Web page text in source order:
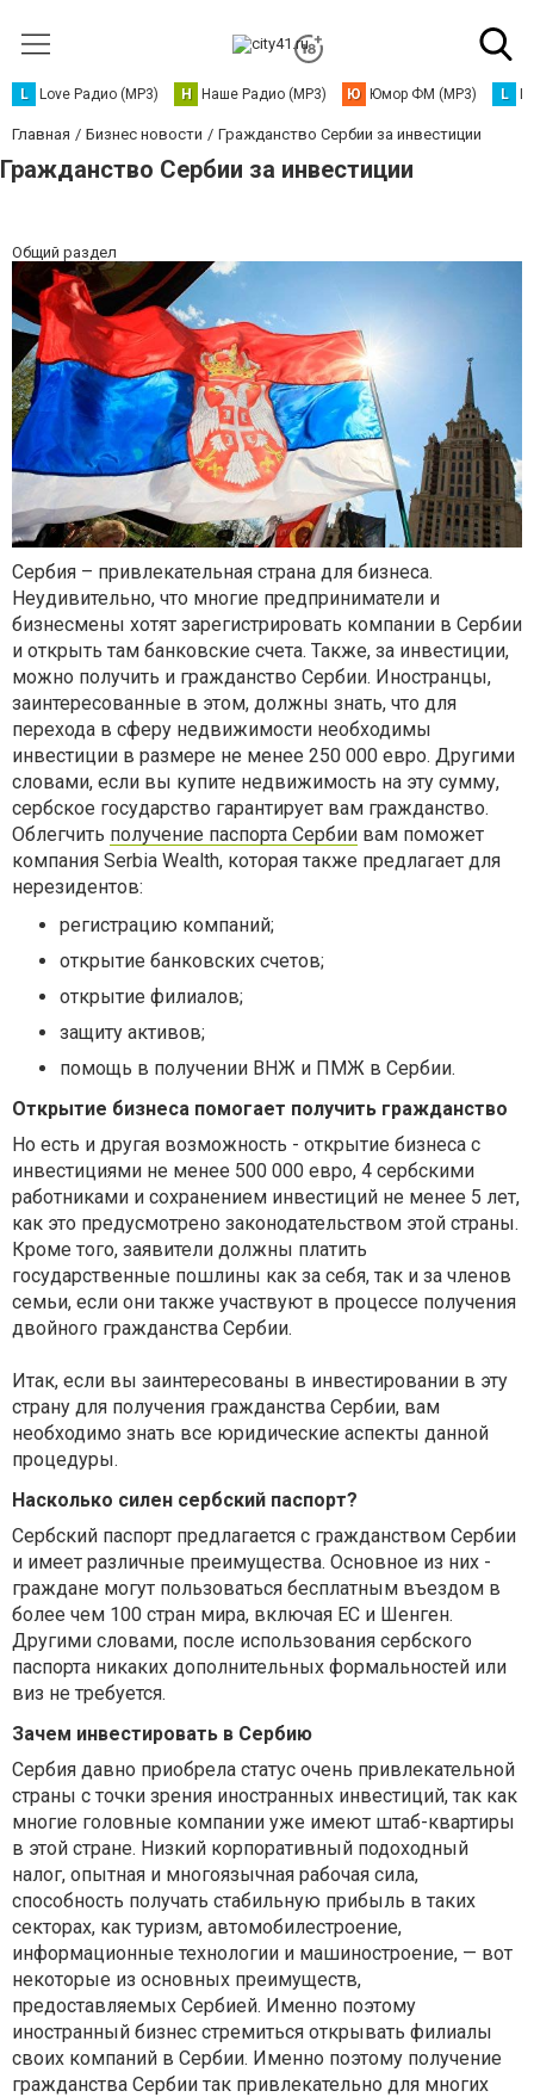
L Love Радио (MP3) Н Наше Радио (MP3) Ю Юмор ФМ (MP3) L
Главная Бизнес новости Гражданство Сербии за инвестиции
Гражданство Сербии за инвестиции
Общий раздел
Сербия – привлекательная страна для бизнеса.
Неудивительно, что многие предприниматели и
бизнесмены хотят зарегистрировать компании в Сербии
и открыть там банковские счета. Также, за инвестиции,
можно получить и гражданство Сербии. Иностранцы,
заинтересованные в этом, должны знать, что для
перехода в сферу недвижимости необходимы
инвестиции в размере не менее 250 000 евро. Другими
словами, если вы купите недвижимость на эту сумму,
сербское государство гарантирует вам гражданство.
Облегчить получение паспорта Сербии вам поможет
компания Serbia Wealth, которая также предлагает для
нерезидентов:
регистрацию компаний;
открытие банковских счетов;
открытие филиалов;
защиту активов;
помощь в получении ВНЖ и ПМЖ в Сербии.
Открытие бизнеса помогает получить гражданство
Но есть и другая возможность - открытие бизнеса с
инвестициями не менее 500 000 евро, 4 сербскими
работниками и сохранением инвестиций не менее 5 лет,
как это предусмотрено законодательством этой страны.
Кроме того, заявители должны платить
государственные пошлины как за себя, так и за членов
семьи, если они также участвуют в процессе получения
двойного гражданства Сербии.
Итак, если вы заинтересованы в инвестировании в эту
страну для получения гражданства Сербии, вам
необходимо знать все юридические аспекты данной
процедуры.
Насколько силен сербский паспорт?
Сербский паспорт предлагается с гражданством Сербии
и имеет различные преимущества. Основное из них -
граждане могут пользоваться бесплатным въездом в
более чем 100 стран мира, включая ЕС и Шенген.
Другими словами, после использования сербского
паспорта никаких дополнительных формальностей или
виз не требуется.
Зачем инвестировать в Сербию
Сербия давно приобрела статус очень привлекательной
страны с точки зрения иностранных инвестиций, так как
многие головные компании уже имеют штаб-квартиры
в этой стране. Низкий корпоративный подоходный
налог, опытная и многоязычная рабочая сила,
способность получать стабильную прибыль в таких
секторах, как туризм, автомобилестроение,
информационные технологии и машиностроение, — вот
некоторые из основных преимуществ,
предоставляемых Сербией. Именно поэтому
иностранный бизнес стремиться открывать филиалы
своих компаний в Сербии. Именно поэтому получение
гражданства Сербии так привлекательно для многих